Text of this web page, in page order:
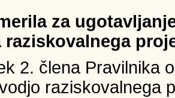
za
raziskovalnega
2. člena Pravilnika
raziskovalnega